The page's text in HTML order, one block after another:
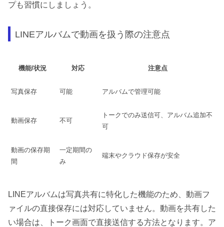
プも習慣にしましょう。
LINEアルバムで動画を扱う際の注意点
機能/状況 対応 注意点
写真保存 可能 アルバムで管理可能
動画保存 不可
トークでのみ送信可、アルバム追加不
可
動画の保存期
間
一定期間の
み
端末やクラウド保存が安全
LINEアルバムは写真共有に特化した機能のため、動画フ
ァイルの直接保存には対応していません。動画を共有した
い場合は、トーク画面で直接送信する方法となります。ア